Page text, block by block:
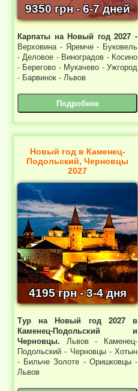
9350 грн - 6-7 дней
Карпаты на Новый год 2027 -
Верховина - Яремче - Буковель
- Деловое - Виноградов - Косино
- Берегово - Мукачево - Ужгород
- Барвинок - Львов
Подробнее
Новый год в Каменец-
Подольский, Черновцы
2027
4195 грн - 3-4 дня
Тур на Новый год 2027 в
Каменец-Подольский и
Черновцы. Львов - Каменец-
Подольский - Черновцы - Хотын
- Бильче Золоте - Оришковцы -
Львов